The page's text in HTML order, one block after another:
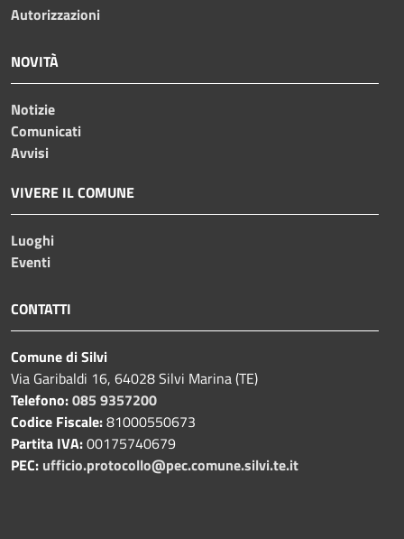
Autorizzazioni
NOVITÀ
Notizie
Comunicati
Avvisi
VIVERE IL COMUNE
Luoghi
Eventi
CONTATTI
Comune di Silvi
Via Garibaldi 16, 64028 Silvi Marina (TE)
Telefono:085 9357200
Codice Fiscale:81000550673
Partita IVA:00175740679
PEC: ufficio.protocollo@pec.comune.silvi.te.it